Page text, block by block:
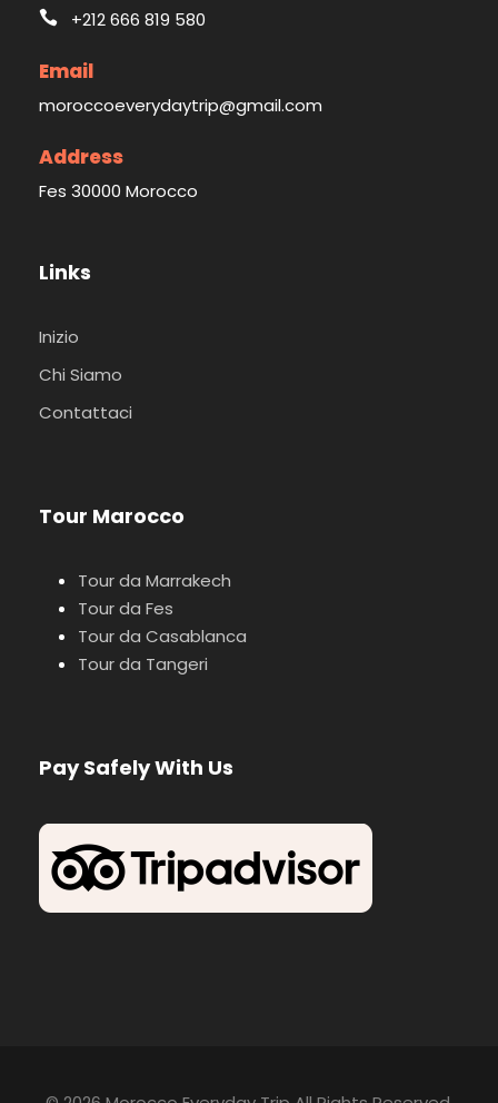
+212 666 819 580
Email
moroccoeverydaytrip@gmail.com
Address
Fes 30000 Morocco
Links
Inizio
Chi Siamo
Contattaci
Tour Marocco
Tour da Marrakech
Tour da Fes
Tour da Casablanca
Tour da Tangeri
Pay Safely With Us